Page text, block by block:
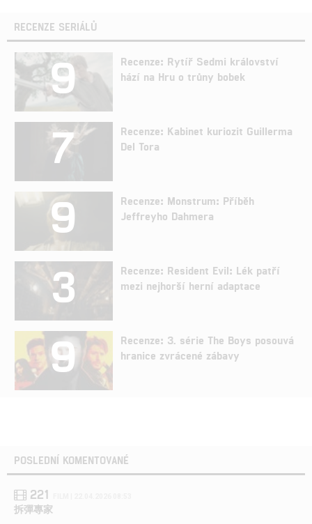
RECENZE SERIÁLŮ
9
Recenze: Rytíř Sedmi království
hází na Hru o trůny bobek
7
Recenze: Kabinet kuriozit Guillerma
Del Tora
9
Recenze: Monstrum: Příběh
Jeffreyho Dahmera
3
Recenze: Resident Evil: Lék patří
mezi nejhorší herní adaptace
9
Recenze: 3. série The Boys posouvá
hranice zvrácené zábavy
POSLEDNÍ KOMENTOVANÉ
221
拆彈專家